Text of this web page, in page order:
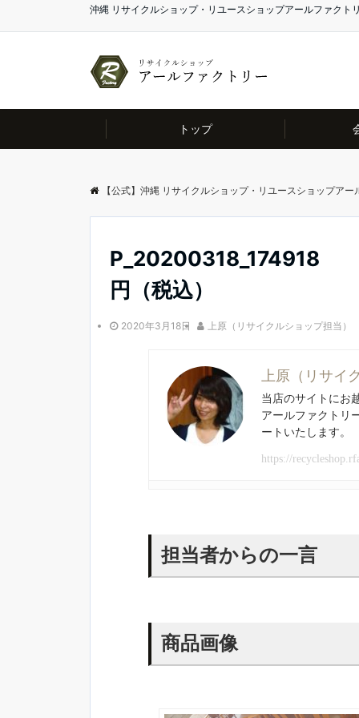
沖縄 リサイクルショップ・リユースショップアールファク
トップ
【公式】沖縄 リサイクルショップ・リユースショップアー
P_20200318_174918
円（税込）
2020年3月18日 上原（リサイクルショップ担当）
上原（リサイ
当店のサイトにお
アールファクトリ
ートいたします。
https://
担当者からの一言
商品画像